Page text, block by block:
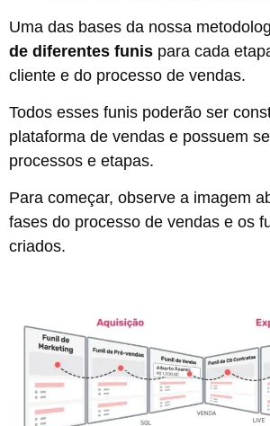
Uma das bases da nossa
de diferentes funis para cada
cliente e do processo de vendas.
Todos esses funis poderão ser
plataforma de vendas e possuem
processos e etapas.
Para começar, observe a imagem
fases do processo de vendas e os
criados.